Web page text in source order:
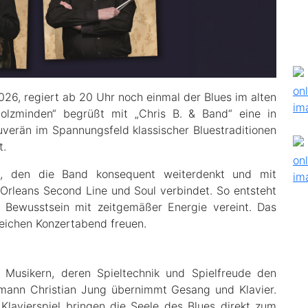
regiert ab 20 Uhr noch einmal der Blues im alten
begrüßt mit „Chris B. & Band“ eine in
im Spannungsfeld klassischer Bluestraditionen
den die Band konsequent weiterdenkt und mit
Second Line und Soul verbindet. So entsteht
mit zeitgemäßer Energie vereint. Das
Konzertabend freuen.
deren Spieltechnik und Spielfreude den
Christian Jung übernimmt Gesang und Klavier.